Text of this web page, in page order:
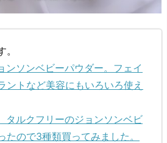
ンソンベビーパウダー。フェイ
ントなど美容にもいろいろ使え
タルクフリーのジョンソンベビ
たので3種類買ってみました。